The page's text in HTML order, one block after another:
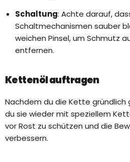
Schaltung: Achte darauf,
Schaltmechanismen sauber
weichen Pinsel, um Schmutz
entfernen.
Kettenöl auftragen
Nachdem du die Kette
du sie wieder mit speziellem
vor Rost zu schützen und die
verbessern.